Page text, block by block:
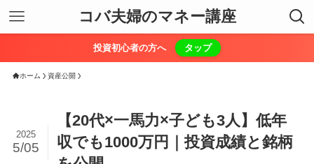
コバ夫婦のマネー講座
投資初心者の方へ タップ
ホーム 資産公開
【20代×一馬力×子ども3人】低年
収でも1000万円｜投資成績と銘柄
2025
5/05